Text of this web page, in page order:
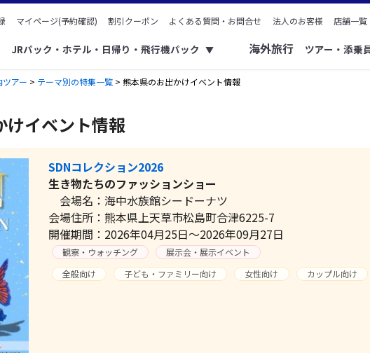
マイページ(予約確認) 割引クーポン よくある質問・お問合せ 法人のお客様 店舗一覧
JRパック・ホテル・日帰り・飛行機パック ▼ 海外旅行 ツアー・添乗
アー > テーマ別の特集一覧 > 熊本県のお出かけイベント情報
イベント情報
SDNコレクション2026
生き物たちのファッションショー
会場名：海中水族館シードーナツ
会場住所：熊本県上天草市松島町合津6225-7
開催期間：2026年04月25日～2026年09月27日
観察・ウォッチング
展示会・展示イベント
全般向け
子ども・ファミリー向け 女性向け カップル向け